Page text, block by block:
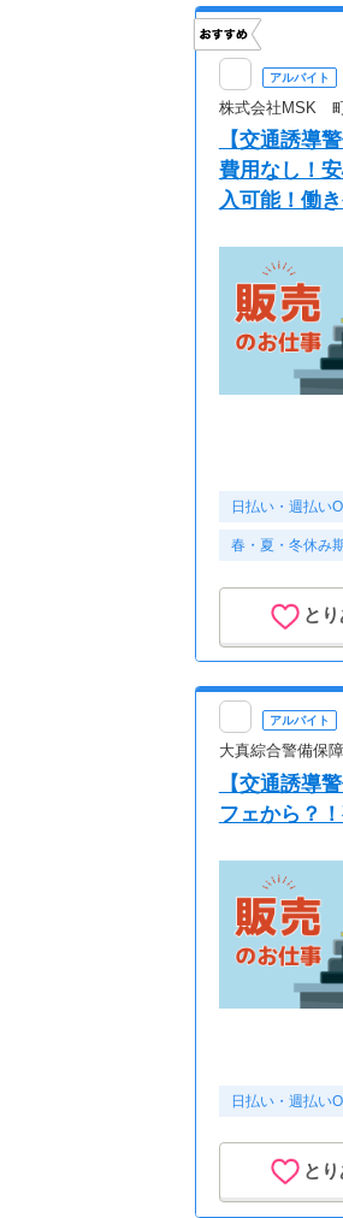
アルバイト
株式会社MSK
【交通誘導
費用なし！
入可能！働
日払い・週払い
春・夏・冬休み
と
アルバイト
大真綜合警備保
【交通誘導
フェから？
日払い・週払い
と